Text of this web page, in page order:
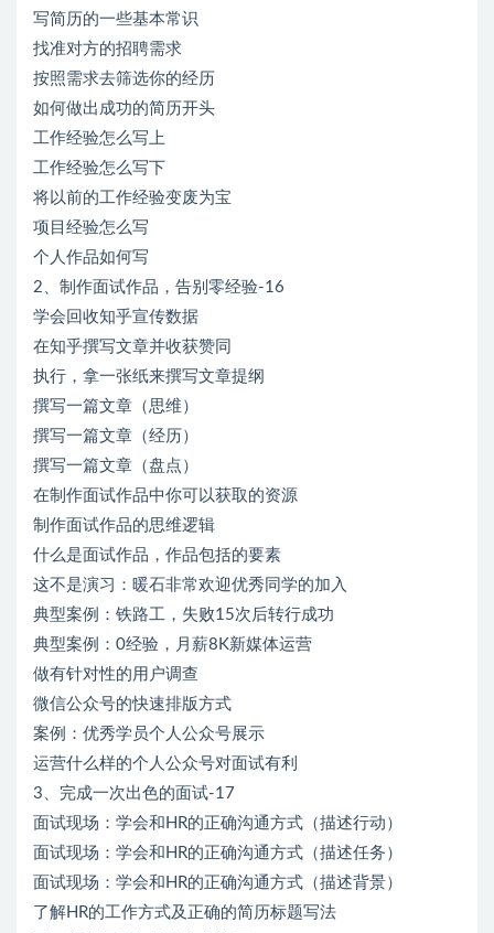
写简历的一些基本常识
找准对方的招聘需求
按照需求去筛选你的经历
如何做出成功的简历开头
工作经验怎么写上
工作经验怎么写下
将以前的工作经验变废为宝
项目经验怎么写
个人作品如何写
2、制作面试作品，告别零经验-16
学会回收知乎宣传数据
在知乎撰写文章并收获赞同
执行，拿一张纸来撰写文章提纲
撰写一篇文章（思维）
撰写一篇文章（经历）
撰写一篇文章（盘点）
在制作面试作品中你可以获取的资源
制作面试作品的思维逻辑
什么是面试作品，作品包括的要素
这不是演习：暖石非常欢迎优秀同学的加入
典型案例：铁路工，失败15次后转行成功
典型案例：0经验，月薪8K新媒体运营
做有针对性的用户调查
微信公众号的快速排版方式
案例：优秀学员个人公众号展示
运营什么样的个人公众号对面试有利
3、完成一次出色的面试-17
面试现场：学会和HR的正确沟通方式（描述行动）
面试现场：学会和HR的正确沟通方式（描述任务）
面试现场：学会和HR的正确沟通方式（描述背景）
了解HR的工作方式及正确的简历标题写法